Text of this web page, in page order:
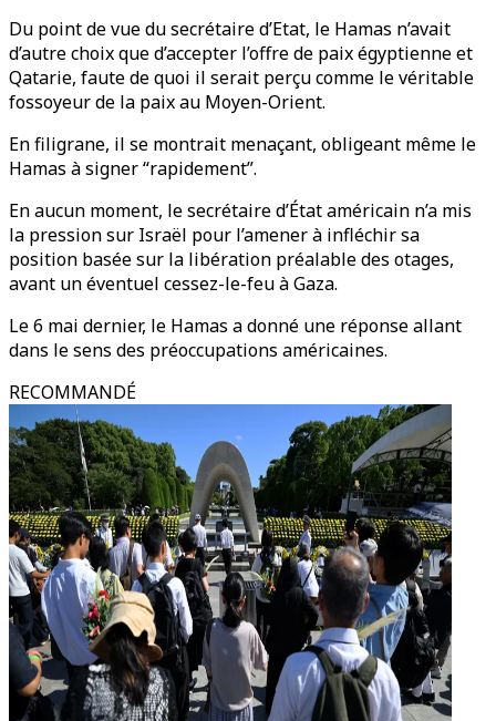
Du point de vue du secrétaire d’Etat, le Hamas n’avait
d’autre choix que d’accepter l’offre de paix égyptienne et
Qatarie, faute de quoi il serait perçu comme le véritable
fossoyeur de la paix au Moyen-Orient.
En filigrane, il se montrait menaçant, obligeant même le
Hamas à signer “rapidement”.
En aucun moment, le secrétaire d’État américain n’a mis
la pression sur Israël pour l’amener à infléchir sa
position basée sur la libération préalable des otages,
avant un éventuel cessez-le-feu à Gaza.
Le 6 mai dernier, le Hamas a donné une réponse allant
dans le sens des préoccupations américaines.
RECOMMANDÉ